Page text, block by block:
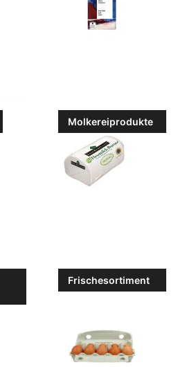
Molkereiprodukte
Frischesortiment